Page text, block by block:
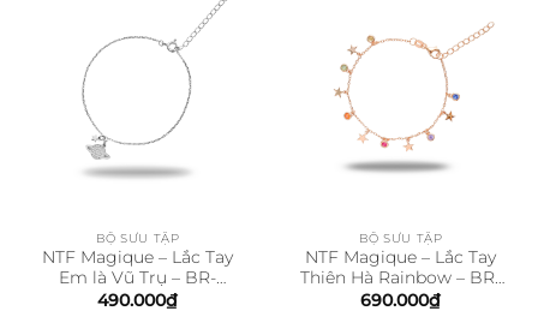
BỘ SƯU TẬP
NTF Magique – Lắc Tay
Em là Vũ Trụ – BR-
MAB104
490.000₫
BỘ SƯU TẬP
NTF Magique – Lắc Tay
Thiên Hà Rainbow – BR-
MAB103
690.000₫